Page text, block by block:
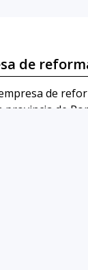
de
de
provincia de